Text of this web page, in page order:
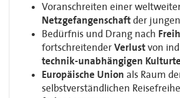
Voranschreiten einer
Netzgefangenschaftder
Bedürfnis und Drang nach
fortschreitenderVerlustvon
technik-unabhängigen
Europäische Union als Raum
selbstverständlichen